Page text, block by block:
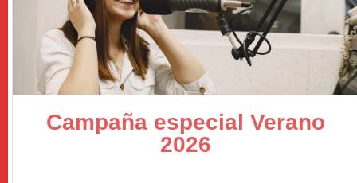
Campaña especial Verano
2026